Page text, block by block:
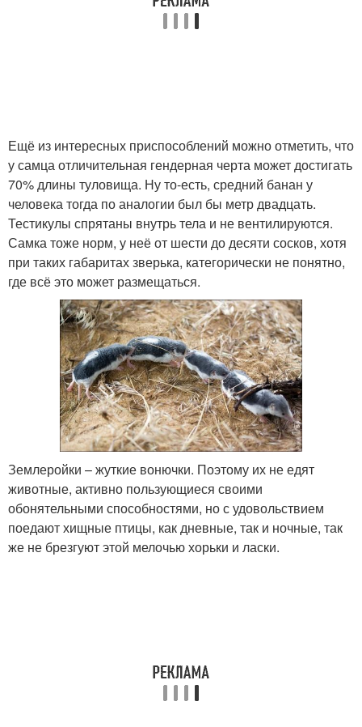
Ещё из интересных приспособлений можно отметить, что
у самца отличительная гендерная черта может достигать
70% длины туловища. Ну то-есть, средний банан у
человека тогда по аналогии был бы метр двадцать.
Тестикулы спрятаны внутрь тела и не вентилируются.
Самка тоже норм, у неё от шести до десяти сосков, хотя
при таких габаритах зверька, категорически не понятно,
где всё это может размещаться.
Землеройки – жуткие вонючки. Поэтому их не едят
животные, активно пользующиеся своими
обонятельными способностями, но с удовольствием
поедают хищные птицы, как дневные, так и ночные, так
же не брезгуют этой мелочью хорьки и ласки.